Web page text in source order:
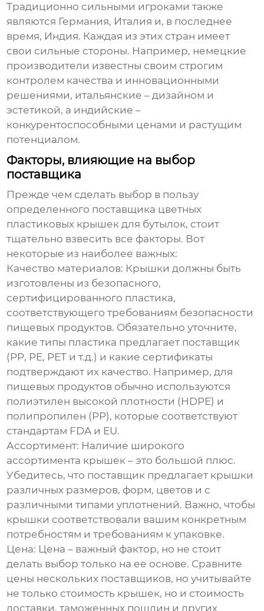
Традиционно сильными игроками также
являются Германия, Италия и, в последнее
время, Индия. Каждая из этих стран имеет
свои сильные стороны. Например, немецкие
производители известны своим строгим
контролем качества и инновационными
решениями, итальянские – дизайном и
эстетикой, а индийские –
конкурентоспособными ценами и растущим
потенциалом.
Факторы, влияющие на выбор
поставщика
Прежде чем сделать выбор в пользу
определенного поставщика цветных
пластиковых крышек для бутылок, стоит
тщательно взвесить все факторы. Вот
некоторые из наиболее важных:
Качество материалов: Крышки должны быть
изготовлены из безопасного,
сертифицированного пластика,
соответствующего требованиям безопасности
пищевых продуктов. Обязательно уточните,
какие типы пластика предлагает поставщик
(PP, PE, PET и т.д.) и какие сертификаты
подтверждают их качество. Например, для
пищевых продуктов обычно используются
полиэтилен высокой плотности (HDPE) и
полипропилен (PP), которые соответствуют
стандартам FDA и EU.
Ассортимент: Наличие широкого
ассортимента крышек – это большой плюс.
Убедитесь, что поставщик предлагает крышки
различных размеров, форм, цветов и с
различными типами уплотнений. Важно, чтобы
крышки соответствовали вашим конкретным
потребностям и требованиям к упаковке.
Цена: Цена – важный фактор, но не стоит
делать выбор только на ее основе. Сравните
цены нескольких поставщиков, но учитывайте
не только стоимость крышек, но и стоимость
доставки, таможенных пошлин и других